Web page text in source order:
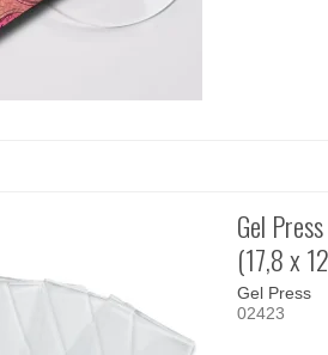
Gel
(17,8 x
Gel Press
02423